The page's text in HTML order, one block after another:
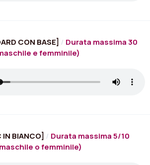
CON BASE] / Durata massima 30
e femminile)
IN BIANCO] / Durata massima 5/10
o femminile)